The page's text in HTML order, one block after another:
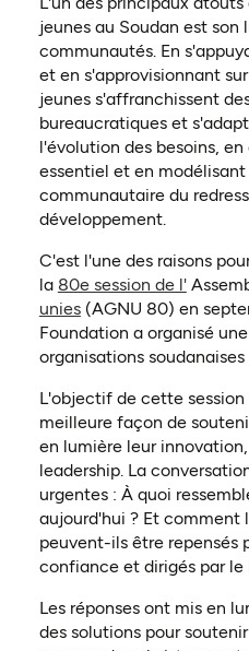
jeunes au Soudan est son
communautés. En
et en s'approvisionnant
jeunes s'affranchissent
bureaucratiques et
l'évolution des besoins,
essentiel et en
communautaire du
développement.
C'est l'une des raisons
la 80e session de l'(ouvre
unies(ouvre dans un
(AGNU 80) en
Foundation a organisé
organisations soudanaises
L'objectif de cette
meilleure façon de
en lumière leur
leadership. La
urgentes : À quoi
aujourd'hui ? Et comment
peuvent-ils être repensés
confiance et dirigés par le
Les réponses ont mis en
des solutions pour